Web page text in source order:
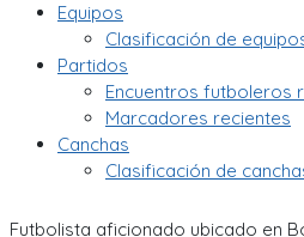
Equipos
Clasificación de
Partidos
Encuentros futboleros
Marcadores recientes
Canchas
Clasificación de
Futbolista aficionado ubicado en